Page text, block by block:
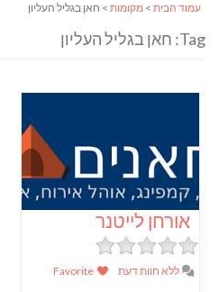
עמוד הבית > מקומות > חאן בגליל העליון
Tag: חאן בגליל העליון
אורחן לייטנר
ללא חוות דעת